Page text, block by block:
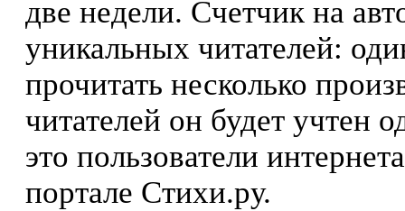
две недели. Счетчик на
уникальных читателей:
прочитать несколько
читателей он будет учтен
это пользователи
портале Стихи.ру.